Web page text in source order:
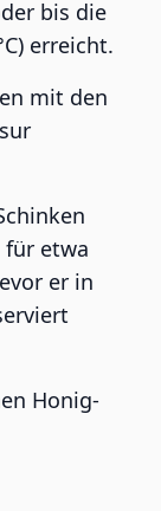
bis die
erreicht.
mit den
für etwa
er in
Honig-